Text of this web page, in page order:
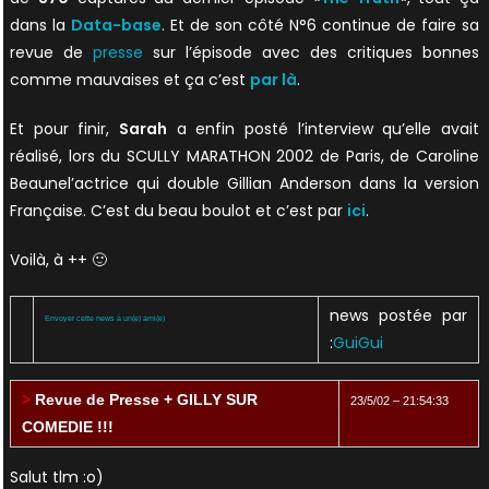
dans la Data-base. Et de son côté N°6 continue de faire sa
revue de presse sur l’épisode avec des critiques bonnes
comme mauvaises et ça c’est par là.
Et pour finir, Sarah a enfin posté l’interview qu’elle avait
réalisé, lors du SCULLY MARATHON 2002 de Paris, de Caroline
Beaunel’actrice qui double Gillian Anderson dans la version
Française. C’est du beau boulot et c’est par ici.
Voilà, à ++ 🙂
Envoyer cette news à un(e) ami(e)
news postée par
:GuiGui
>Revue de Presse + GILLY SUR
COMEDIE !!!
23/5/02 – 21:54:33
Salut tlm :o)